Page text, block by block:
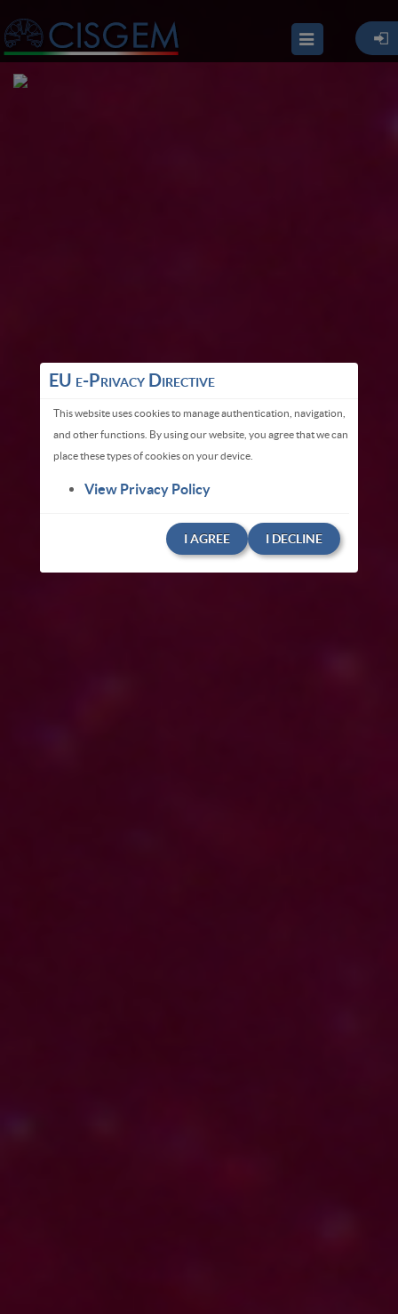
EU e-Privacy Directive
This website uses cookies to manage authentication, navigation,
and other functions. By using our website, you agree that we can
place these types of cookies on your device.
View Privacy Policy
I AGREE I DECLINE